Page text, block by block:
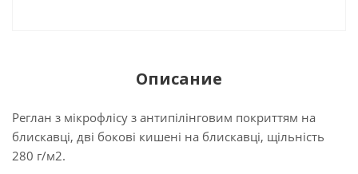
Описание
Реглан з мікрофлісу з антипілінговим покриттям на
блискавці, дві бокові кишені на блискавці, щільність
280 г/м2.